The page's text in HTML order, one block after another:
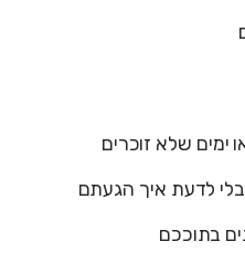
ימים שלא זוכרים
לדעת איך הגעתם
בתוככם